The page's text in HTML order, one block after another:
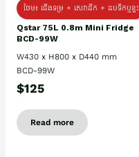
ថែម៖ ជេីងទម្រ + សេវាដឹក + ដបទឹកឬខ្ទះ
Qstar 75L 0.8m Mini Fridge
BCD-99W
W430 x H800 x D440 mm
BCD-99W
$125
Read more